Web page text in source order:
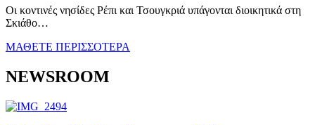
Οι κοντινές νησίδες Ρέπι και Τσουγκριά υπάγονται διοικητικά στη
Σκιάθο…
ΜΑΘΕΤΕ ΠΕΡΙΣΣΟΤΕΡΑ
NEWSROOM